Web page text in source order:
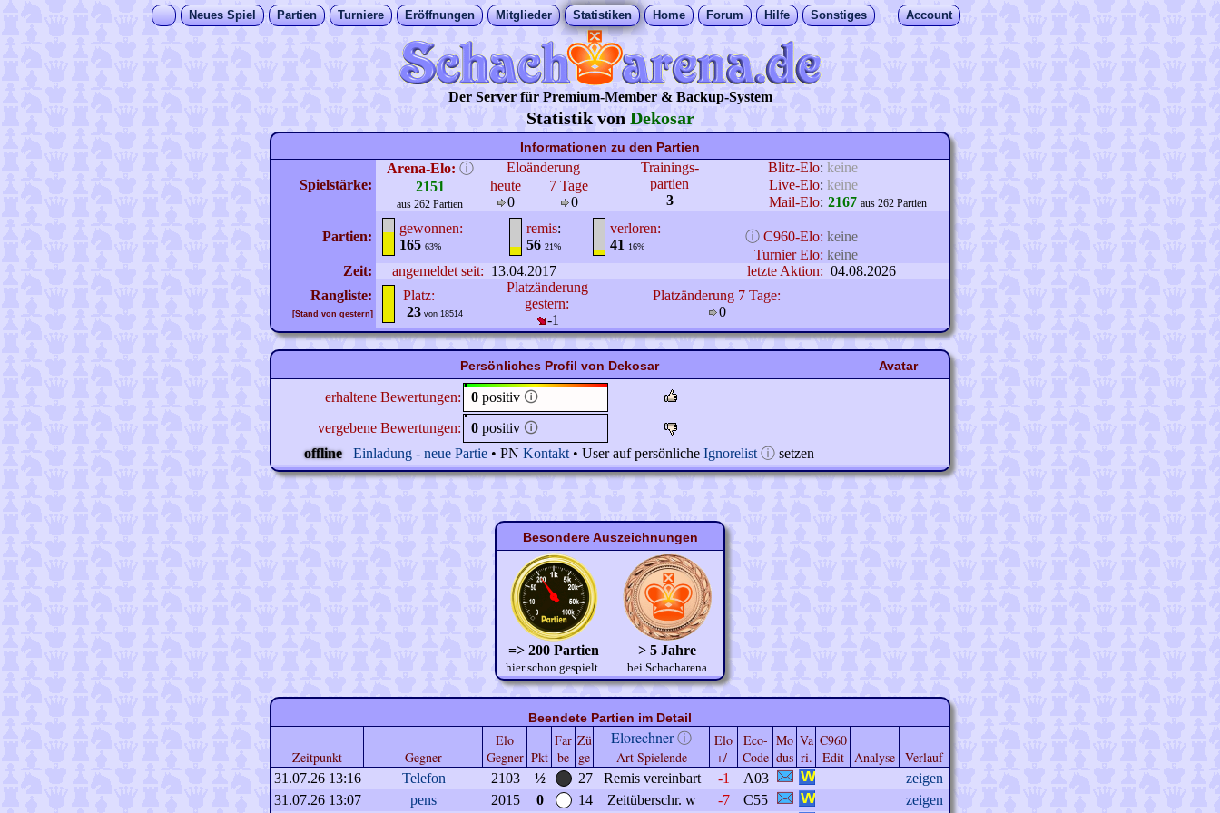
Neues Spiel Partien Turniere Eröffnungen Mitglieder Statistiken Home Forum Hilfe Sonstiges Account
Der Server für Premium-Member & Backup-System
Statistik von Dekosar
Informationen zu den Partien
Spielstärke:
Arena-Elo: ⓘ
2151
aus 262 Partien
Eloänderung
Trainings-
partien
3
Blitz-Elo: keine
heute
0
7 Tage
0
Live-Elo: keine
Mail-Elo: 2167 aus 262 Partien
Partien:
gewonnen:
165 63%
remis:
56 21%
verloren:
41
16%
ⓘ C960-Elo: keine
Turnier Elo: keine
Zeit:
angemeldet seit: 13.04.2017 letzte Aktion: 04.08.2026
Rangliste:
[Stand von gestern]
Platz:
23 von 18514
Platzänderung
gestern:
-1
Platzänderung 7 Tage:
0
Persönliches Profil von Dekosar Avatar
erhaltene Bewertungen: 0 positiv 🛈
vergebene Bewertungen:
0 positiv 🛈
offline
Einladung - neue Partie • PN Kontakt • User auf persönliche Ignorelist ⓘ setzen
Besondere Auszeichnungen
=> 200 Partien
hier schon gespielt.
> 5 Jahre
bei Schacharena
Beendete Partien im Detail
Zeitpunkt Gegner
Elo
Gegner Pkt
Far
be
Zü
ge
Elorechnerⓘ
Art Spielende
Elo
+/-
Eco-
Code
Mo
dus
Va
ri.
C960
Edit
Analyse Verlauf
31.07.26 13:16 Telefon 2103 ½ 27 Remis vereinbart -1 A03
zeigen
31.07.26 13:07
pens 2015 0 14 Zeitüberschr. w -7 C55 zeigen